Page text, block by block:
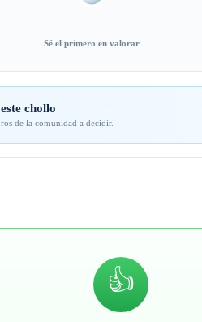
Sé el primero en valorar
chollo
de la comunidad a decidir.
👍